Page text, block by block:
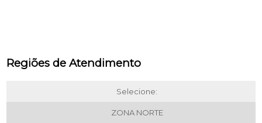
Regiões de Atendimento
Selecione:
ZONA NORTE